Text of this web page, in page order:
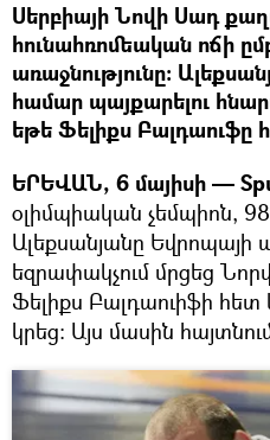
Սերբիայի Նովի Սադ
հունահռոմեական ոճի
առաջնությունը:
համար պայքարելու
եթե Ֆելիքս Բալդաուֆը
ԵՐԵՎԱՆ, 6 մայիսի —
օլիմպիական չեմպիոն,
Ալեքսանյանը Եվրոպայի
եզրափակչում մրցեց
Ֆելիքս Բալդաուիֆի հետ
կրեց: Այս մասին